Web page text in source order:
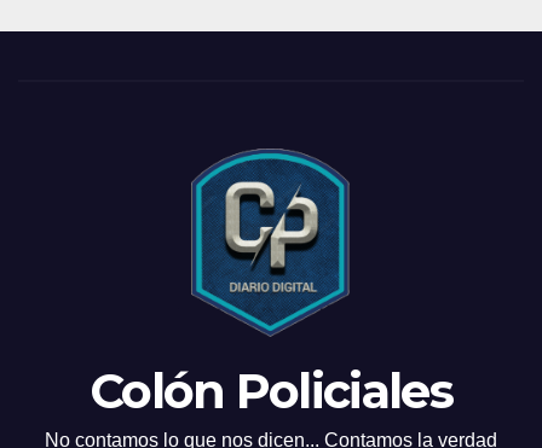
Colón Policiales
No contamos lo que nos dicen... Contamos la verdad